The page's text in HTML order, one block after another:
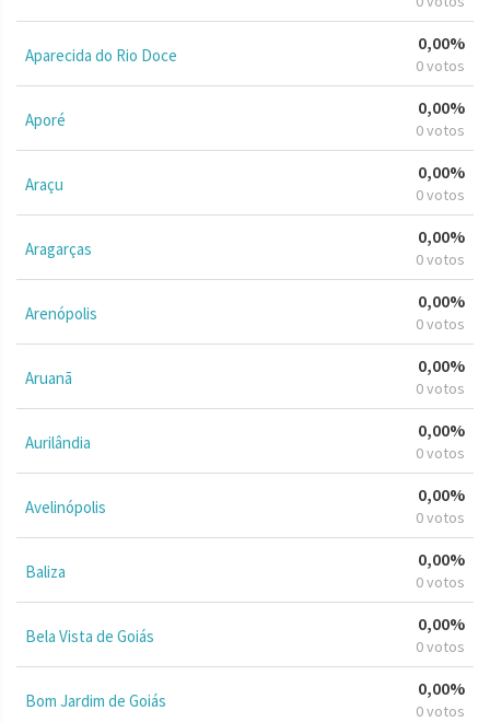
Aparecida do Rio Doce
0,00%
0 votos
Aporé
0,00%
0 votos
Araçu
0,00%
0 votos
Aragarças
0,00%
0 votos
Arenópolis
0,00%
0 votos
Aruanã
0,00%
0 votos
Aurilândia
0,00%
0 votos
Avelinópolis
0,00%
0 votos
Baliza
0,00%
0 votos
Bela Vista de Goiás
0,00%
0 votos
Bom Jardim de Goiás
0,00%
0 votos